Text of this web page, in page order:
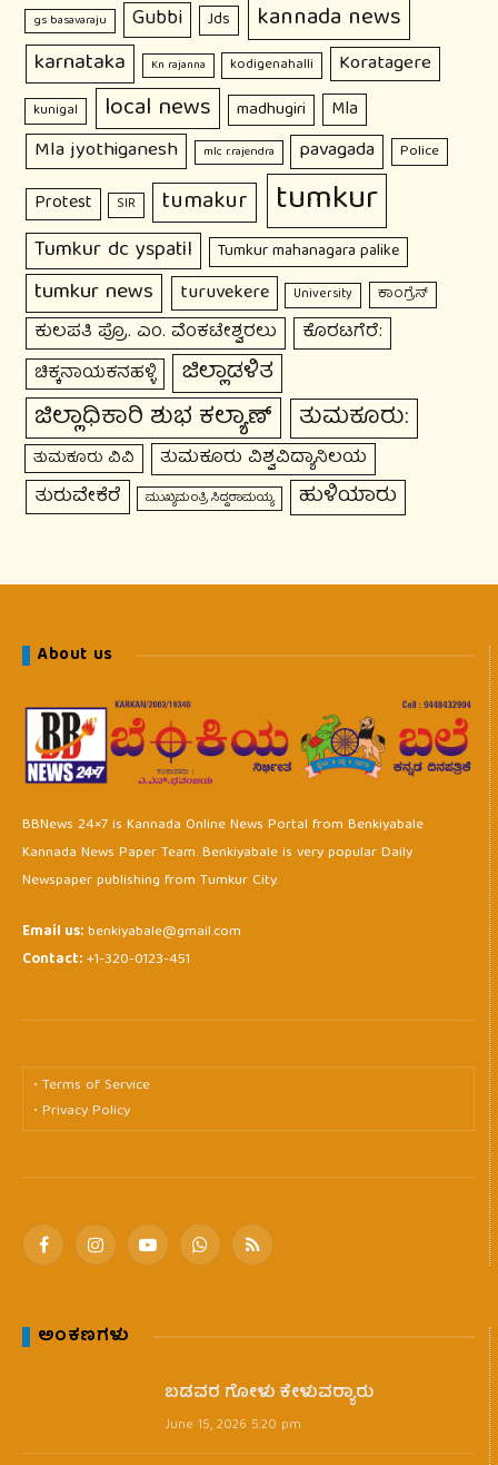
gs basavaraju Gubbi Jds kannada news
karnataka Kn rajanna kodigenahalli Koratagere
kunigal local news madhugiri Mla
Mla jyothiganesh mlc r.rajendra pavagada Police
Protest SIR tumakur tumkur
Tumkur dc yspatil Tumkur mahanagara palike
tumkur news turuvekere University ಕಾಂಗ್ರೆಸ್
ಕುಲಪತಿ ಪ್ರೊ. ಎಂ. ವೆಂಕಟೇಶ್ವರಲು ಕೊರಟಗೆರೆ:
ಚಿಕ್ಕನಾಯಕನಹಳ್ಳಿ ಜಿಲ್ಲಾಡಳಿತ
ಜಿಲ್ಲಾಧಿಕಾರಿ ಶುಭ ಕಲ್ಯಾಣ್ ತುಮಕೂರು:
ತುಮಕೂರು ವಿವಿ ತುಮಕೂರು ವಿಶ್ವವಿದ್ಯಾನಿಲಯ
ತುರುವೇಕೆರೆ ಮುಖ್ಯಮಂತ್ರಿ ಸಿದ್ದರಾಮಯ್ಯ ಹುಳಿಯಾರು
About us
BBNews 24×7 is Kannada Online News Portal from Benkiyabale
Kannada News Paper Team. Benkiyabale is very popular Daily
Newspaper publishing from Tumkur City.
Email us:benkiyabale@gmail.com
Contact:+1-320-0123-451
• Terms of Service
• Privacy Policy
FacebookInstagramYouTubeWhatsApp
RSS
ಅಂಕಣಗಳು
ಬಡವರ ಗೋಳು ಕೇಳುವರ‍್ಯಾರು
June 15, 2026 5:20 pm